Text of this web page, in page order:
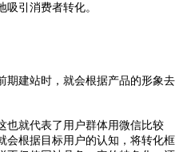
引消费者转化。
建站时，就会根据产品的形象去
也就代表了用户群体用微信比较
会根据目标用户的认知，将转化框